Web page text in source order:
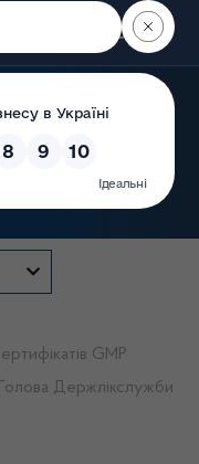
Пошук
GMP
Держлікслужби